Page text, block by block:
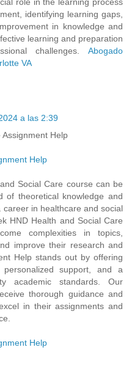
identifying learning gaps,
in knowledge and
learning and preparation
challenges. Abogado
VA
a las 2:39
Help
Help
Social Care course can be
of theoretical knowledge and
in healthcare and social
HND Health and Social Care
complexities in topics,
improve their research and
Help stands out by offering
personalized support, and a
academic standards. Our
thorough guidance and
in their assignments and
Help